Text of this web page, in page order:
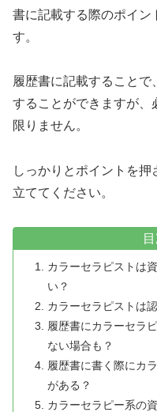
書に記載する際のポイン
す。
履歴書に記載すること
することができますが、
限りません。
しっかりとポイントを
立ててください。
カラーセラピストは
い？
カラーセラピストは
履歴書にカラーセラ
ない場合も？
履歴書に書く際にカ
がある？
カラーセラピー系の